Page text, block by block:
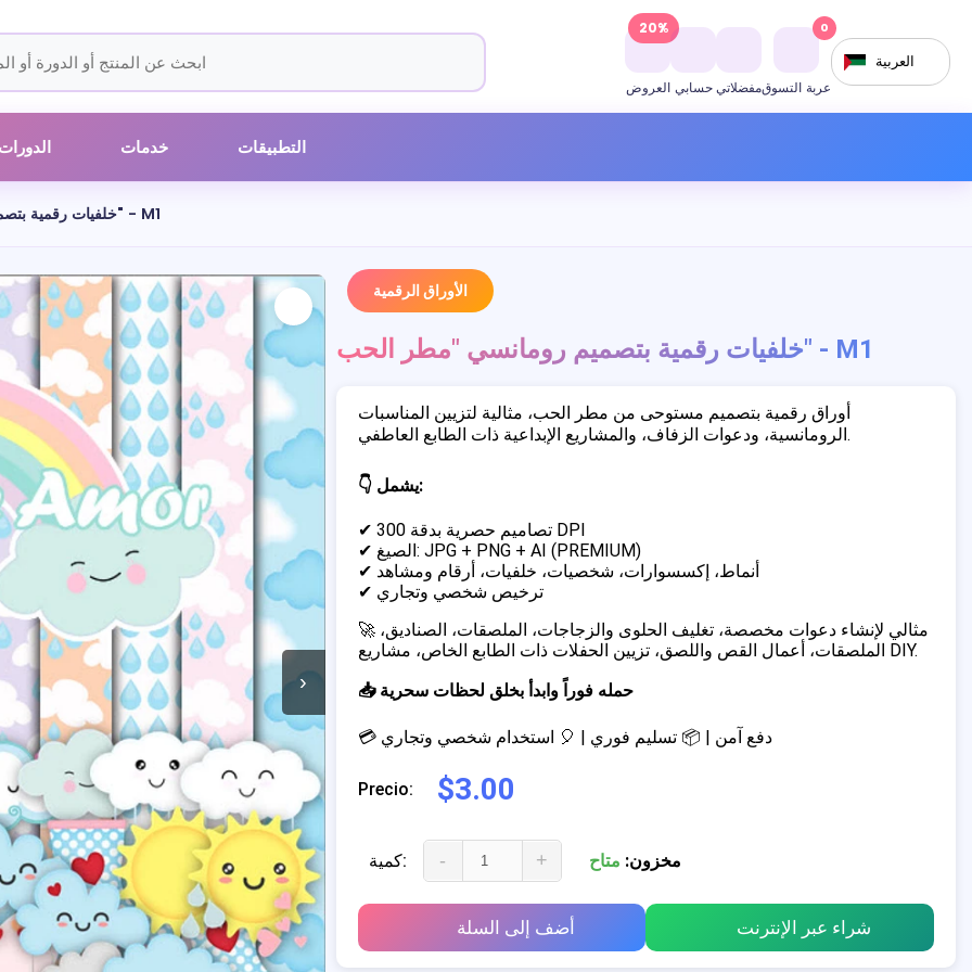
العروض
20%
حسابي مفضلاتيعربة التسوق
0
العربية
خدمات التطبيقات
خلفيات رقمية بتصميم رومانسي "مطر الحب" - M1
›
الأوراق الرقمية
خلفيات رقمية بتصميم رومانسي "مطر الحب" - M1
أوراق رقمية بتصميم مستوحى من مطر الحب، مثالية لتزيين المناسبات
الرومانسية، ودعوات الزفاف، والمشاريع الإبداعية ذات الطابع العاطفي.
👇 يشمل:
✔ تصاميم حصرية بدقة 300 DPI
✔ الصيغ: JPG + PNG + AI (PREMIUM)
✔ أنماط، إكسسوارات، شخصيات، خلفيات، أرقام ومشاهد
✔ ترخيص شخصي وتجاري
🚀 مثالي لإنشاء دعوات مخصصة، تغليف الحلوى والزجاجات، الملصقات، الصناديق،
الملصقات، أعمال القص واللصق، تزيين الحفلات ذات الطابع الخاص، مشاريع DIY.
📥 حمله فوراً وابدأ بخلق لحظات سحرية
💳 دفع آمن | 📦 تسليم فوري | 🎈 استخدام شخصي وتجاري
Precio: $3.00
كمية: - + مخزون: متاح
أضف إلى السلة شراء عبر الإنترنت